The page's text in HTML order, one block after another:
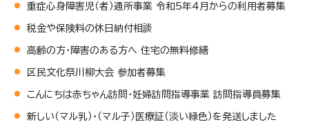
重症心身障害児（者）通所事業 令和5年4月からの利用者募集
税金や保険料の休日納付相談
高齢の方・障害のある方へ 住宅の無料修繕
区民文化祭川柳大会 参加者募集
こんにちは赤ちゃん訪問・妊婦訪問指導事業 訪問指導員募集
新しい（マル乳）・（マル子）医療証（淡い緑色）を発送しました